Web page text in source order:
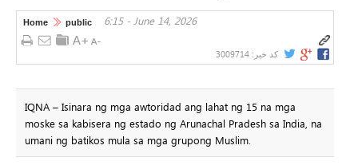
Home public 6:15 - June 14, 2026
کد خبر: 3009714
IQNA – Isinara ng mga awtoridad ang lahat ng 15 na mga
moske sa kabisera ng estado ng Arunachal Pradesh sa India, na
umani ng batikos mula sa mga grupong Muslim.